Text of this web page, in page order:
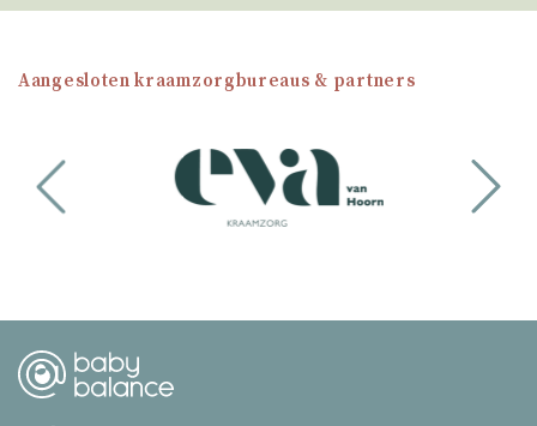
Aangesloten kraamzorgbureaus & partners